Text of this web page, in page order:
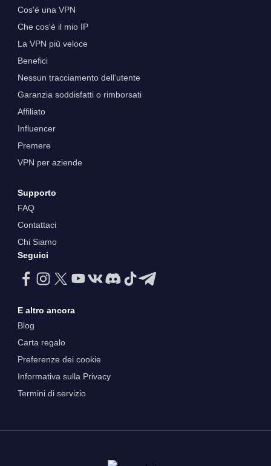
Cos'è una VPN
Che cos'è il mio IP
La VPN più veloce
Benefici
Nessun tracciamento dell'utente
Garanzia soddisfatti o rimborsati
Affiliato
Influencer
Premere
VPN per aziende
Supporto
FAQ
Contattaci
Chi Siamo
Seguici
E altro ancora
Blog
Carta regalo
Preferenze dei cookie
Informativa sulla Privacy
Termini di servizio